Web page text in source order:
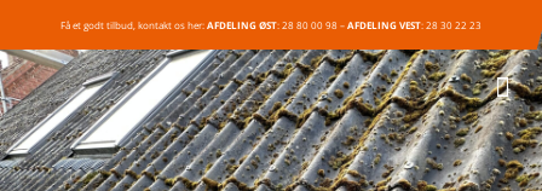
Få et godt tilbud, kontakt os her:AFDELING ØST:28 80 00 98–AFDELING VEST:28 30 22 23